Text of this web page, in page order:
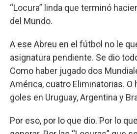
“Locura” linda que terminó
del Mundo.
A ese Abreu en el fútbol no le
asignatura pendiente. Se dio
Como haber jugado dos
América, cuatro Eliminatorias. O
goles en Uruguay, Argentina y
Por eso, por lo que dio. Por lo